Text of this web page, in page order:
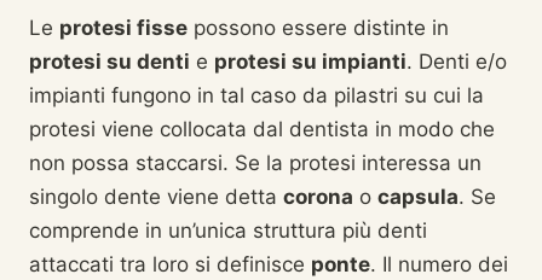
Le protesi fisse possono essere distinte in
protesi su denti e protesi su impianti. Denti e/o
impianti fungono in tal caso da pilastri su cui la
protesi viene collocata dal dentista in modo che
non possa staccarsi. Se la protesi interessa un
singolo dente viene detta corona o capsula. Se
comprende in un’unica struttura più denti
attaccati tra loro si definisce ponte. Il numero dei